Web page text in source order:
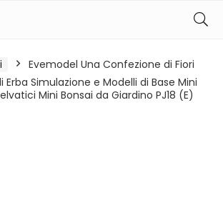
Evemodel Una Confezione di Fiori
Simulazione e Modelli di Base Mini
Mini Bonsai da Giardino PJ18 (E)